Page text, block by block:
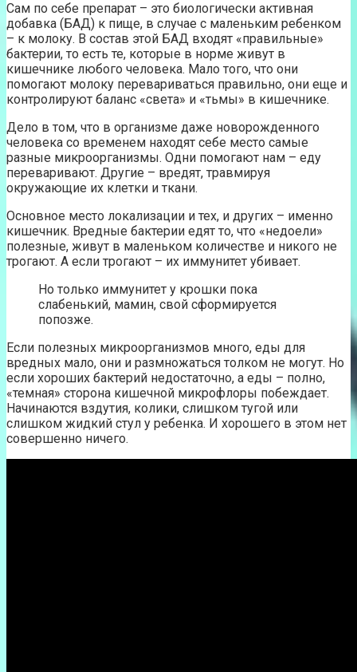
Сам по себе препарат – это биологически активная
добавка (БАД) к пище, в случае с маленьким ребенком
– к молоку. В состав этой БАД входят «правильные»
бактерии, то есть те, которые в норме живут в
кишечнике любого человека. Мало того, что они
помогают молоку перевариваться правильно, они еще и
контролируют баланс «света» и «тьмы» в кишечнике.
Дело в том, что в организме даже новорожденного
человека со временем находят себе место самые
разные микроорганизмы. Одни помогают нам – еду
переваривают. Другие – вредят, травмируя
окружающие их клетки и ткани.
Основное место локализации и тех, и других – именно
кишечник. Вредные бактерии едят то, что «недоели»
полезные, живут в маленьком количестве и никого не
трогают. А если трогают – их иммунитет убивает.
Но только иммунитет у крошки пока
слабенький, мамин, свой сформируется
попозже.
Если полезных микроорганизмов много, еды для
вредных мало, они и размножаться толком не могут. Но
если хороших бактерий недостаточно, а еды – полно,
«темная» сторона кишечной микрофлоры побеждает.
Начинаются вздутия, колики, слишком тугой или
слишком жидкий стул у ребенка. И хорошего в этом нет
совершенно ничего.